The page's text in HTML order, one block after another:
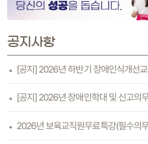
공지사항
[공지] 2026년 하반기 장애인식개선
[공지] 2026년 장애인학대 및 신고의
2026년 보육교직원무료특강(필수의